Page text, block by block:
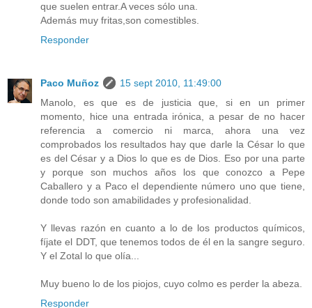
que suelen entrar.A veces sólo una.
Además muy fritas,son comestibles.
Responder
Paco Muñoz
15 sept 2010, 11:49:00
Manolo, es que es de justicia que, si en un primer
momento, hice una entrada irónica, a pesar de no hacer
referencia a comercio ni marca, ahora una vez
comprobados los resultados hay que darle la César lo que
es del César y a Dios lo que es de Dios. Eso por una parte
y porque son muchos años los que conozco a Pepe
Caballero y a Paco el dependiente número uno que tiene,
donde todo son amabilidades y profesionalidad.
Y llevas razón en cuanto a lo de los productos químicos,
fíjate el DDT, que tenemos todos de él en la sangre seguro.
Y el Zotal lo que olía...
Muy bueno lo de los piojos, cuyo colmo es perder la abeza.
Responder